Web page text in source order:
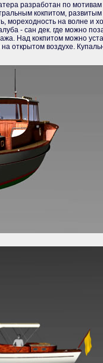
разработан по
кокпитом,
мореходность на волне
- сан дек. где можно
Над кокпитом можно
открытом воздухе.